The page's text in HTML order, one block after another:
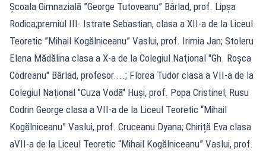
Școala Gimnazială ”George Tutoveanu” Bârlad, prof. Lipșa
Rodica;premiul III- Istrate Sebastian, clasa a XII-a de la Liceul
Teoretic ”Mihail Kogălniceanu” Vaslui, prof. Irimia Jan; Stoleru
Elena Mădălina clasa a X-a de la Colegiul Naţional "Gh. Roşca
Codreanu" Bârlad, profesor....; Florea Tudor clasa a VII-a de la
Colegiul Național "Cuza Vodă" Huși, prof. Popa Cristinel; Rusu
Codrin George clasa a VII-a de la Liceul Teoretic “Mihail
Kogălniceanu” Vaslui, prof. Cruceanu Dyana; Chiriță Eva clasa
aVII-a de la Liceul Teoretic “Mihail Kogălniceanu” Vaslui, prof.